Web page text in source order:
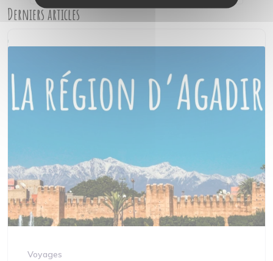
Derniers articles
Voyages